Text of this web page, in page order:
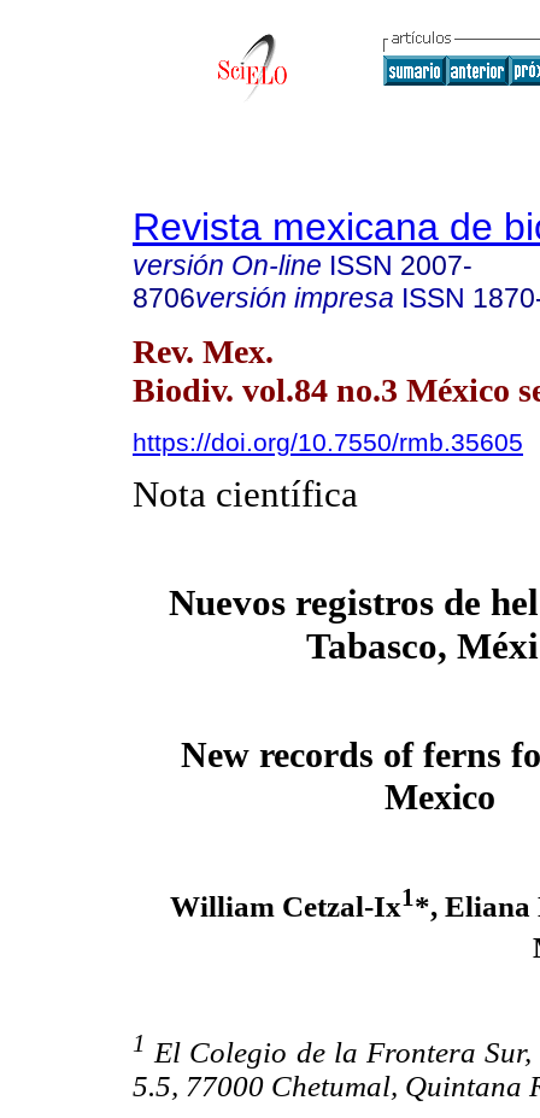
Revista mexicana de
versión On-line ISSN 2007-
8706versión impresa ISSN
Rev. Mex.
Biodiv. vol.84 no.3 México
https://doi.org/10.7550/rmb.35605
Nota científica
Nuevos registros de
Tabasco,
New records of ferns
Mexico
William Cetzal-Ix1*, Eliana
1 El Colegio de la Frontera
5.5, 77000 Chetumal, Quintana